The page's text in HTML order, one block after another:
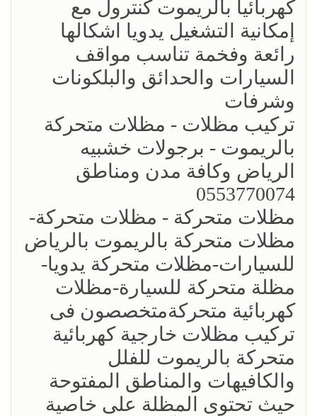
كهربائيا بالريموت كنترول مع
إمكانية التشغيل يدويا اشكالها
رائعة وفخمة تناسب مواقف
السيارات والحدائق والبلكونات
وشرفات
تركيب مظلات - مظلات متحركة
بالريموت - برجولات خشبيه
الرياض وكافة مدن ومناطق
0553770074
مظلات متحركة - مظلات متحركة-
مظلات متحركة بالريموت بالرياض
للسيارات-مظلات متحركة يدويا-
مظلة متحركة للسيارة-مظلات
كهربائية متحركةمتخصصون فى
تركيب مظلات خارجية كهربائية
متحركة بالريموت للفلل
والكافيهات والمناطق المفتوحة
حيث تحتوى المظلة على خاصية